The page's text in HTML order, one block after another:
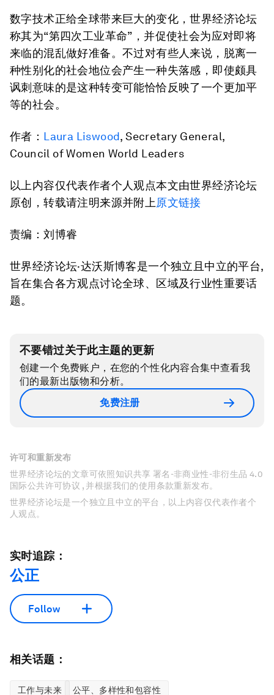
数字技术正给全球带来巨大的变化，世界经济论坛
称其为“第四次工业革命”，并促使社会为应对即将
来临的混乱做好准备。不过对有些人来说，脱离一
种性别化的社会地位会产生一种失落感，即使颇具
讽刺意味的是这种转变可能恰恰反映了一个更加平
等的社会。
作者： Laura Liswood, Secretary General,
Council of Women World Leaders
以上内容仅代表作者个人观点本文由世界经济论坛
原创，转载请注明来源并附上原文链接
责编：刘博睿
世界经济论坛·达沃斯博客是一个独立且中立的平台,
旨在集合各方观点讨论全球、区域及行业性重要话
题。
不要错过关于此主题的更新
创建一个免费账户，在您的个性化内容合集中查看我
们的最新出版物和分析。
免费注册
许可和重新发布
世界经济论坛的文章可依照知识共享 署名-非商业性-非衍生品 4.0
国际公共许可协议 , 并根据我们的使用条款重新发布。
世界经济论坛是一个独立且中立的平台，以上内容仅代表作者个
人观点。
实时追踪：
公正
Follow
相关话题：
工作与未来 公平、多样性和包容性